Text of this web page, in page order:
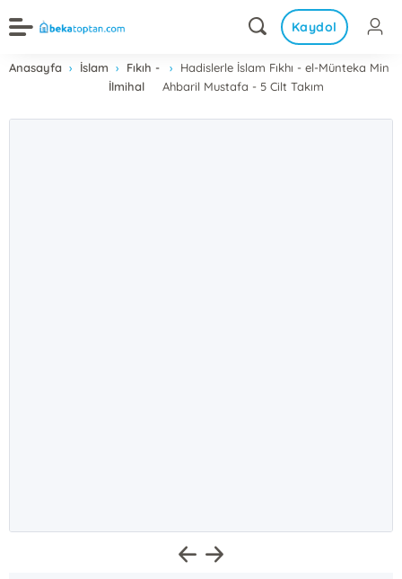
Kaydol
Anasayfa İslam
Fıkıh -
İlmihal
Hadislerle İslam Fıkhı - el-Münteka Min
Ahbaril Mustafa - 5 Cilt Takım